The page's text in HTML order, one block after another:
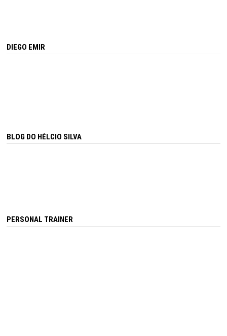
DIEGO EMIR
BLOG DO HÉLCIO SILVA
PERSONAL TRAINER